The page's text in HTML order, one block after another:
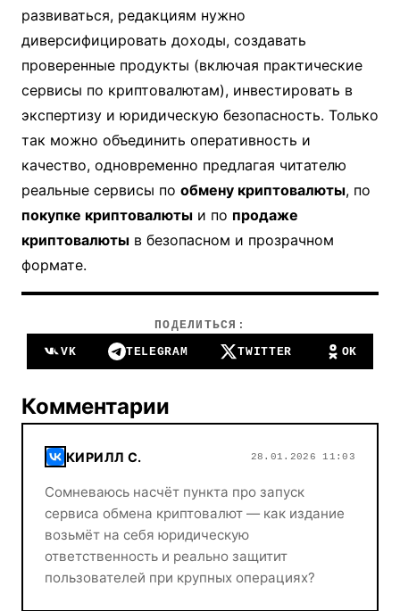
развиваться, редакциям нужно
диверсифицировать доходы, создавать
проверенные продукты (включая практические
сервисы по криптовалютам), инвестировать в
экспертизу и юридическую безопасность. Только
так можно объединить оперативность и
качество, одновременно предлагая читателю
реальные сервисы по обмену криптовалюты, по
покупке криптовалюты и по продаже
криптовалюты в безопасном и прозрачном
формате.
ПОДЕЛИТЬСЯ:
VK
TELEGRAM TWITTER OK
Комментарии
КИРИЛЛ С. 28.01.2026 11:03
Сомневаюсь насчёт пункта про запуск
сервиса обмена криптовалют — как издание
возьмёт на себя юридическую
ответственность и реально защитит
пользователей при крупных операциях?